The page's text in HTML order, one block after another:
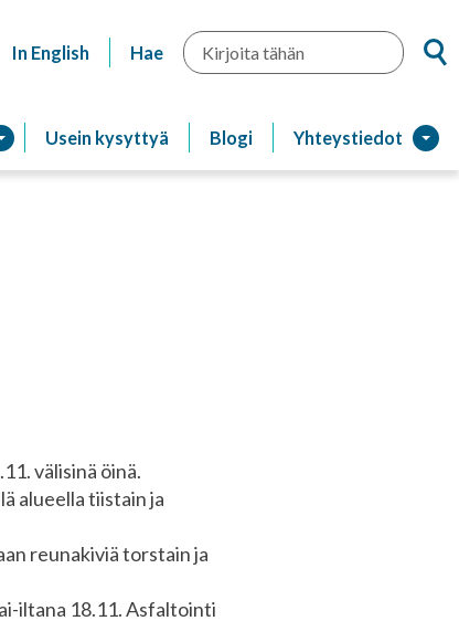
In English Hae Hae
Usein kysyttyä Blogi Yhteystiedot
välisinä öinä.
alueella tiistain ja
reunakiviä torstain ja
iltana 18.11. Asfaltointi